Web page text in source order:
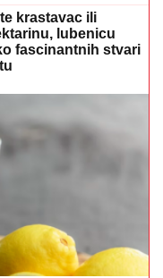
krastavac ili
lubenicu
fascinantnih stvari